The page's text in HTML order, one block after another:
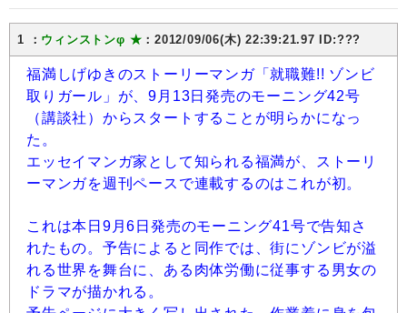
1 ： ウィンストンφ ★ ：2012/09/06(木) 22:39:21.97 ID:???
福満しげゆきのストーリーマンガ「就職難!! ゾンビ
取りガール」が、9月13日発売のモーニング42号
（講談社）からスタートすることが明らかになっ
た。
エッセイマンガ家として知られる福満が、ストーリ
ーマンガを週刊ペースで連載するのはこれが初。
これは本日9月6日発売のモーニング41号で告知さ
れたもの。予告によると同作では、街にゾンビが溢
れる世界を舞台に、ある肉体労働に従事する男女の
ドラマが描かれる。